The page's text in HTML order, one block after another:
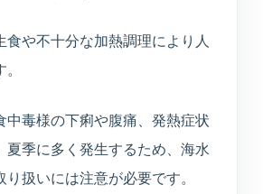
ング
療法など、健やかな加齢対策を支
食や不十分な加熱調理により人
中毒様の下痢や腹痛、発熱症状
夏季に多く発生するため、海水
扱いには注意が必要です。